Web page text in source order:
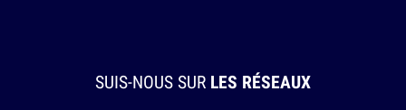
SUIS-NOUS SUR LES RÉSEAUX